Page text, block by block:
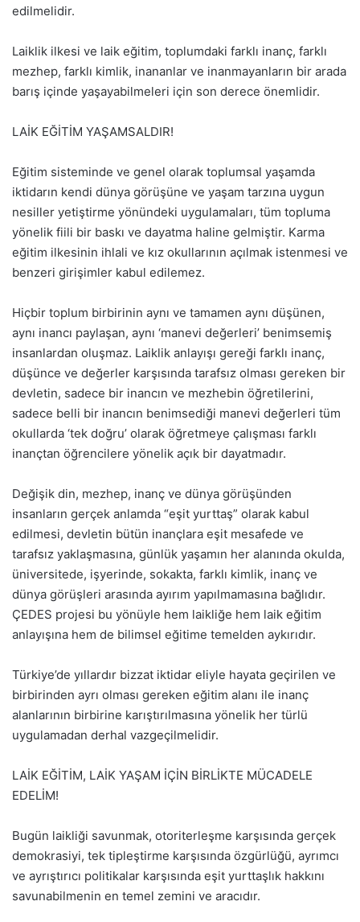
edilmelidir.
Laiklik ilkesi ve laik eğitim, toplumdaki farklı inanç, farklı
mezhep, farklı kimlik, inananlar ve inanmayanların bir arada
barış içinde yaşayabilmeleri için son derece önemlidir.
LAİK EĞİTİM YAŞAMSALDIR!
Eğitim sisteminde ve genel olarak toplumsal yaşamda
iktidarın kendi dünya görüşüne ve yaşam tarzına uygun
nesiller yetiştirme yönündeki uygulamaları, tüm topluma
yönelik fiili bir baskı ve dayatma haline gelmiştir. Karma
eğitim ilkesinin ihlali ve kız okullarının açılmak istenmesi ve
benzeri girişimler kabul edilemez.
Hiçbir toplum birbirinin aynı ve tamamen aynı düşünen,
aynı inancı paylaşan, aynı ‘manevi değerleri’ benimsemiş
insanlardan oluşmaz. Laiklik anlayışı gereği farklı inanç,
düşünce ve değerler karşısında tarafsız olması gereken bir
devletin, sadece bir inancın ve mezhebin öğretilerini,
sadece belli bir inancın benimsediği manevi değerleri tüm
okullarda ‘tek doğru’ olarak öğretmeye çalışması farklı
inançtan öğrencilere yönelik açık bir dayatmadır.
Değişik din, mezhep, inanç ve dünya görüşünden
insanların gerçek anlamda “eşit yurttaş” olarak kabul
edilmesi, devletin bütün inançlara eşit mesafede ve
tarafsız yaklaşmasına, günlük yaşamın her alanında okulda,
üniversitede, işyerinde, sokakta, farklı kimlik, inanç ve
dünya görüşleri arasında ayırım yapılmamasına bağlıdır.
ÇEDES projesi bu yönüyle hem laikliğe hem laik eğitim
anlayışına hem de bilimsel eğitime temelden aykırıdır.
Türkiye’de yıllardır bizzat iktidar eliyle hayata geçirilen ve
birbirinden ayrı olması gereken eğitim alanı ile inanç
alanlarının birbirine karıştırılmasına yönelik her türlü
uygulamadan derhal vazgeçilmelidir.
LAİK EĞİTİM, LAİK YAŞAM İÇİN BİRLİKTE MÜCADELE
EDELİM!
Bugün laikliği savunmak, otoriterleşme karşısında gerçek
demokrasiyi, tek tipleştirme karşısında özgürlüğü, ayrımcı
ve ayrıştırıcı politikalar karşısında eşit yurttaşlık hakkını
savunabilmenin en temel zemini ve aracıdır.